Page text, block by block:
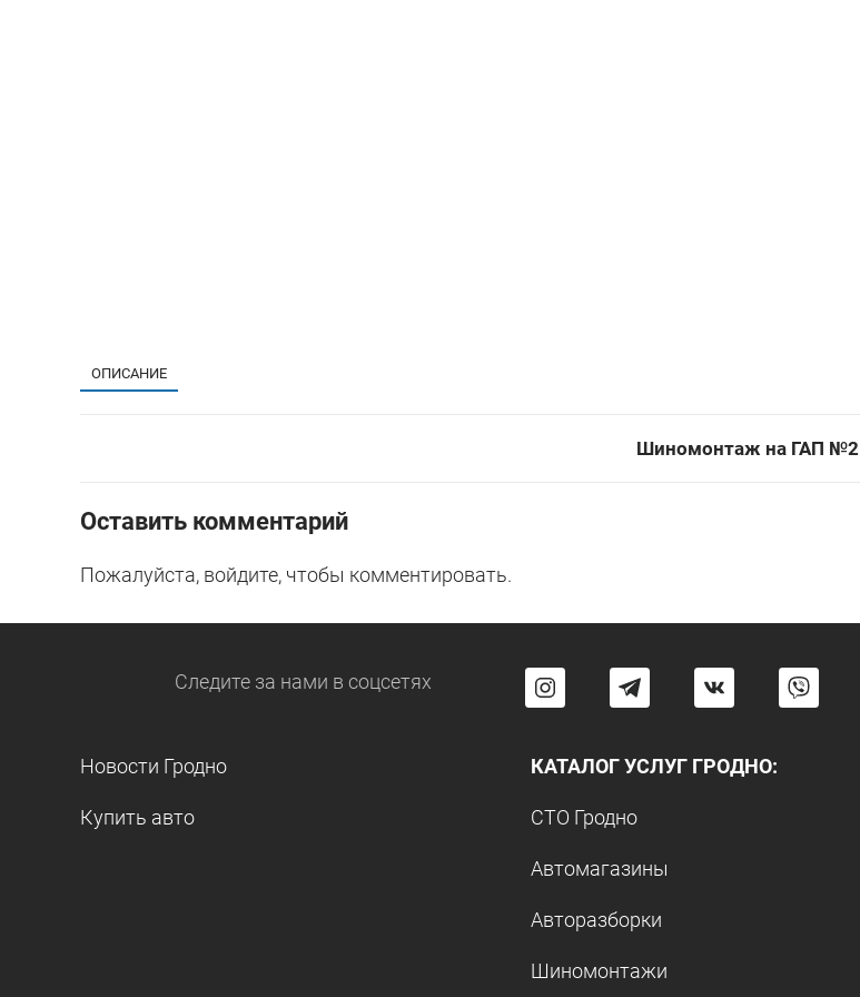
ОПИСАНИЕ
Шиномонтаж на ГАП №2
Оставить комментарий
Пожалуйста, войдите, чтобы комментировать.
Следите за нами в соцсетях
Новости Гродно
Купить авто
КАТАЛОГ УСЛУГ ГРОДНО:
СТО Гродно
Автомагазины
Авторазборки
Шиномонтажи